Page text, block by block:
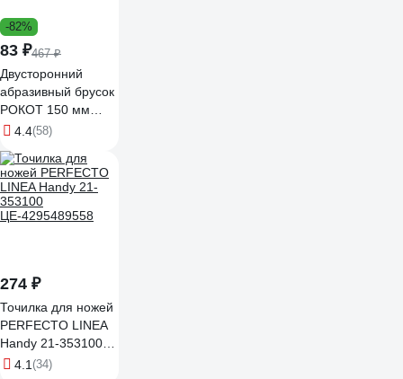
-82%
83 ₽467 ₽
Двусторонний
абразивный брусок
РОКОТ 150 мм
645-133
4.4(58)
274 ₽
Точилка для ножей
PERFECTO LINEA
Handy 21-353100
ЦЕ-4295489558
4.1 (34)